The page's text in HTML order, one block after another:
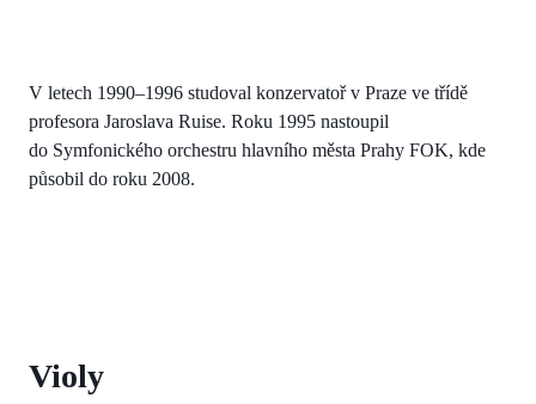
V letech 1990–1996 studoval konzervatoř v Praze ve třídě
profesora Jaroslava Ruise. Roku 1995 nastoupil
do Symfonického orchestru hlavního města Prahy FOK, kde
působil do roku 2008.
Violy